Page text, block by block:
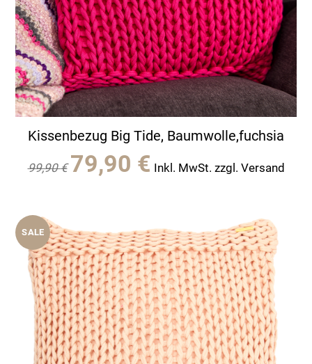
Kissenbezug Big Tide, Baumwolle,fuchsia
99,90€
Ursprünglicher
Preis
79,90 € Preis
Inkl. MwSt. zzgl. Versand
SALE